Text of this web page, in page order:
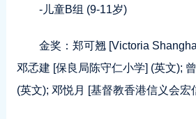
-儿童B组 (9-11岁)
金奖：郑可翘 [Victoria
邓孞建 [保良局陈守仁小学] (英文);
(英文); 邓悦月 [基督教香港信义会宏